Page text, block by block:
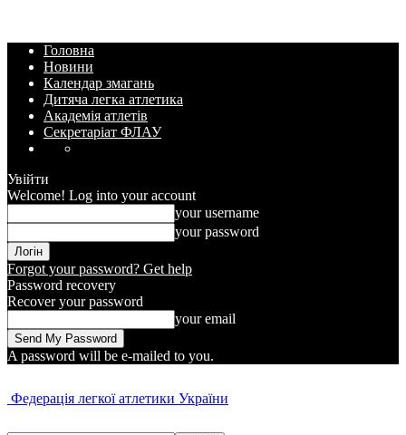
Головна
Новини
Календар змагань
Дитяча легка атлетика
Академія атлетів
Секретаріат ФЛАУ
Увійти
Welcome! Log into your account
your username
your password
Forgot your password? Get help
Password recovery
Recover your password
your email
A password will be e-mailed to you.
Федерація легкої атлетики України